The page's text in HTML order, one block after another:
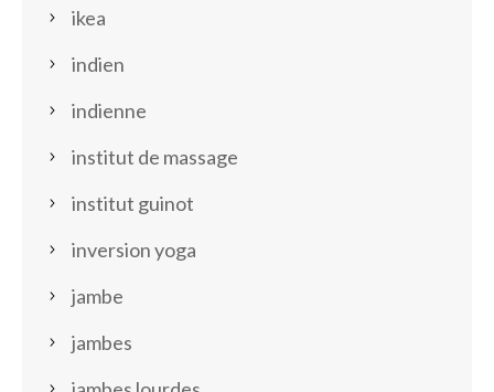
ikea
indien
indienne
institut de massage
institut guinot
inversion yoga
jambe
jambes